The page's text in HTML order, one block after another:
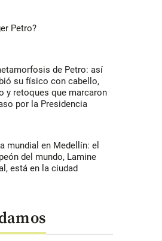
Petro?
de Petro: así
su físico con cabello,
y retoques que marcaron
por la Presidencia
mundial en Medellín: el
del mundo, Lamine
está en la ciudad